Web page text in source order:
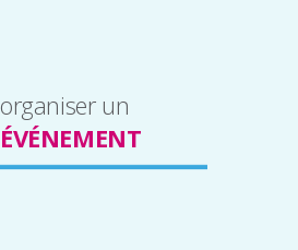
organiser un
ÉVÉNEMENT